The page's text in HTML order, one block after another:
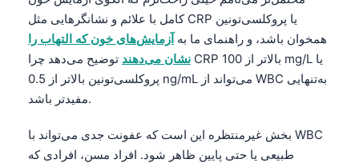
کامل با علائم و نشانگرهایی مثل CRP یا پروکلسی‌تونین
همخوان باشد، و راهنمای ما بهآزمایش‌های خون که التهاب را
نشان می‌دهند توضیح می‌دهد چرا CRP بالاتر از 100 mg/L یا
پروکلسی‌تونین بالاتر از 0.5 ng/mL می‌تواند از WBC به‌تنهایی
مفیدتر باشد.
بخش غیرمنتظره این است که عفونت جدی می‌تواند با WBC
طبیعی یا حتی پایین ظاهر شود. افراد مسن، افرادی که